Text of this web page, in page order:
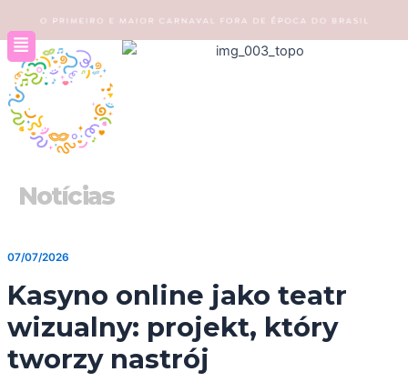
para
conteúdo
Notícias
07/07/2026
Kasyno online jako teatr
wizualny: projekt, który
tworzy nastrój